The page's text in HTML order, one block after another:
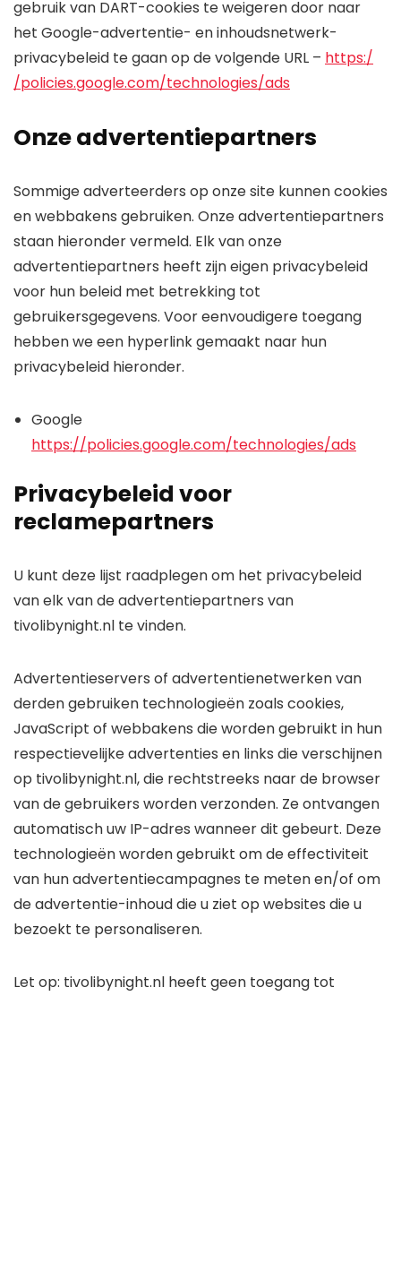
gebruik van DART-cookies te weigeren door naar
het Google-advertentie- en inhoudsnetwerk-
privacybeleid te gaan op de volgende URL – https:/
/policies.google.com/technologies/ads
Onze advertentiepartners
Sommige adverteerders op onze site kunnen cookies
en webbakens gebruiken. Onze advertentiepartners
staan ​​hieronder vermeld. Elk van onze
advertentiepartners heeft zijn eigen privacybeleid
voor hun beleid met betrekking tot
gebruikersgegevens. Voor eenvoudigere toegang
hebben we een hyperlink gemaakt naar hun
privacybeleid hieronder.
Google
https://policies.google.com/technologies/ads
Privacybeleid voor
reclamepartners
U kunt deze lijst raadplegen om het privacybeleid
van elk van de advertentiepartners van
tivolibynight.nl te vinden.
Advertentieservers of advertentienetwerken van
derden gebruiken technologieën zoals cookies,
JavaScript of webbakens die worden gebruikt in hun
respectievelijke advertenties en links die verschijnen
op tivolibynight.nl, die rechtstreeks naar de browser
van de gebruikers worden verzonden. Ze ontvangen
automatisch uw IP-adres wanneer dit gebeurt. Deze
technologieën worden gebruikt om de effectiviteit
van hun advertentiecampagnes te meten en/of om
de advertentie-inhoud die u ziet op websites die u
bezoekt te personaliseren.
Let op: tivolibynight.nl heeft geen toegang tot